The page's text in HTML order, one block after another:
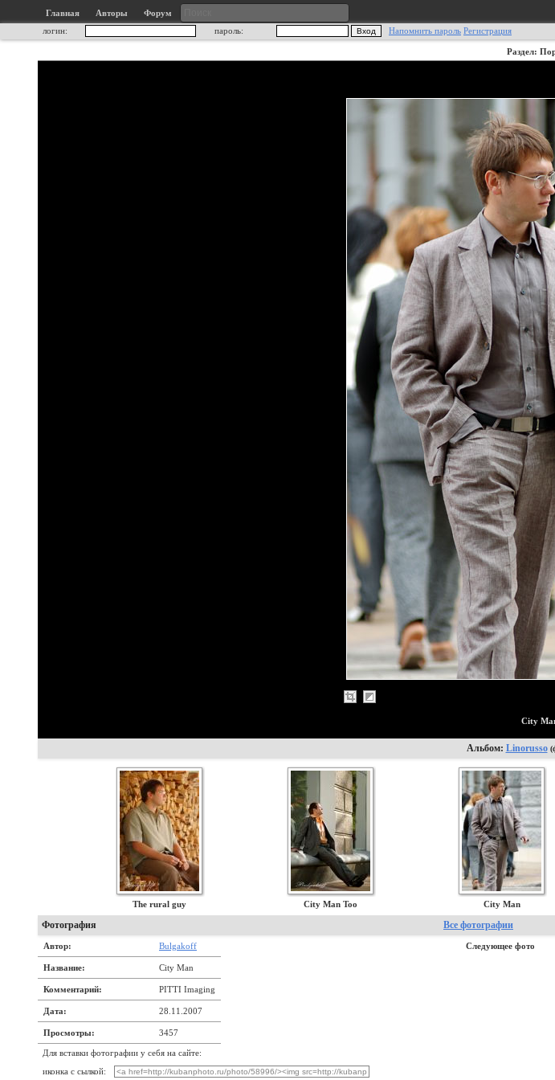
Главная Авторы
Форум
логин:
пароль: Напомнить пароль Регистрация
Раздел:
City
Альбом: Linorusso
The rural guy City Man Too City Man
Фотография Все фотографии
Автор: Bulgakoff
Название: City Man
Комментарий: PITTI Imaging
Дата: 28.11.2007
Просмотры: 3457
Для вставки фотографии у себя на сайте:
иконка с сылкой:
Следующее фото